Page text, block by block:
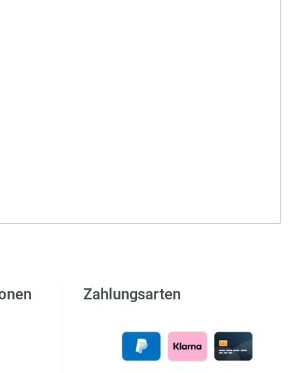
Zahlungsarten